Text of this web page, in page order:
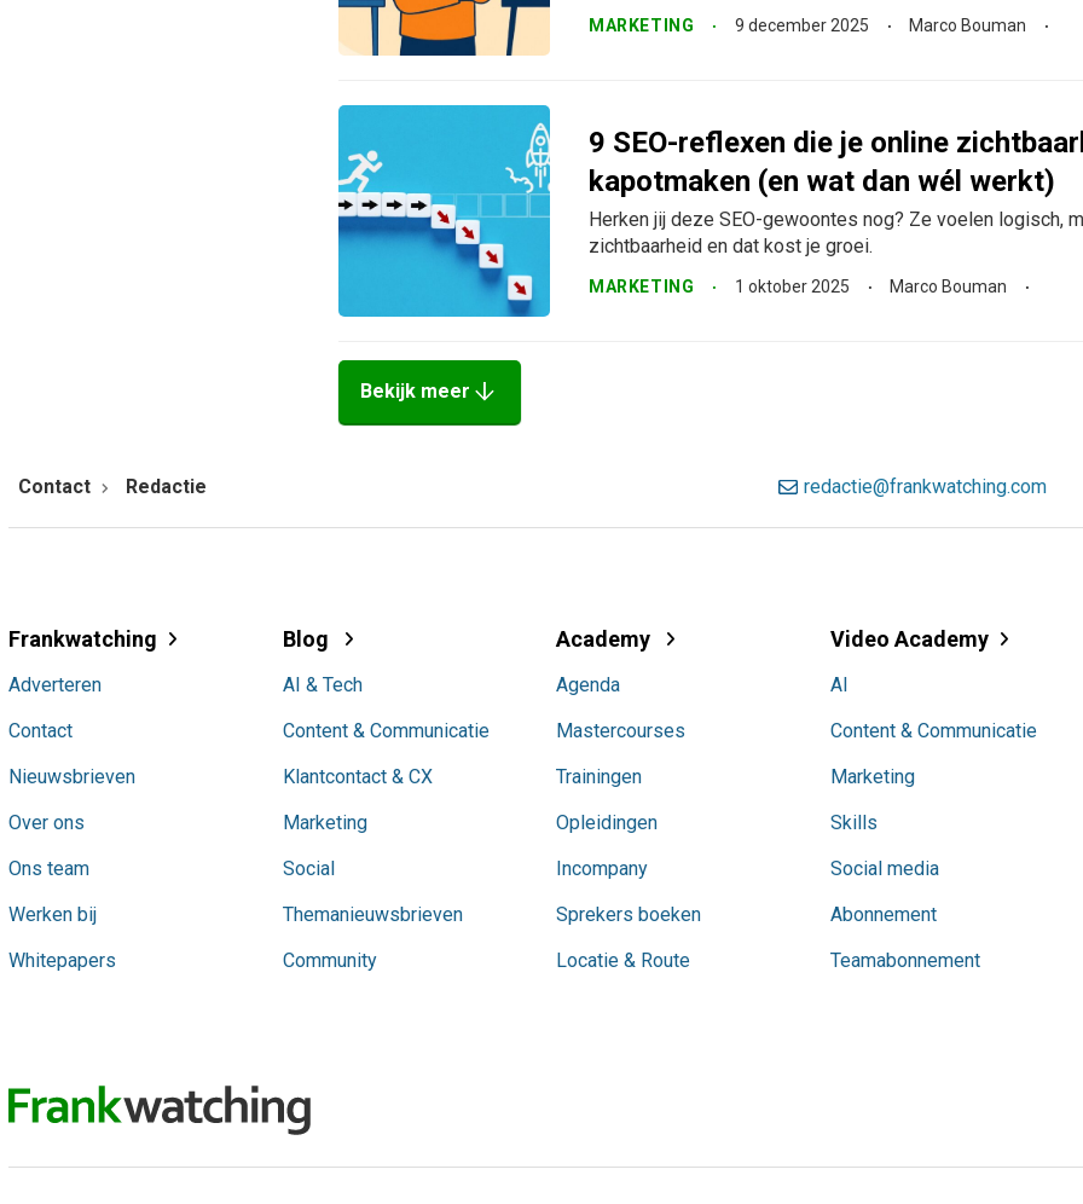
MARKETING 9 december 2025 Marco Bouman
9 SEO-reflexen die je online
kapotmaken (en wat dan wél werkt)
Herken jij deze SEO-gewoontes nog? Ze voelen logisch,
zichtbaarheid en dat kost je groei.
MARKETING 1 oktober 2025 Marco Bouman
Bekijk meer arrow_downward
Contact Redactie redactie@frankwatching.com
Frankwatching
Adverteren
Contact
Nieuwsbrieven
Over ons
Ons team
Werken bij
Whitepapers
Blog
AI & Tech
Content & Communicatie
Klantcontact & CX
Marketing
Social
Themanieuwsbrieven
Community
Academy
Agenda
Mastercourses
Trainingen
Opleidingen
Incompany
Sprekers boeken
Locatie & Route
Video Academy
AI
Content & Communicatie
Marketing
Skills
Social media
Abonnement
Teamabonnement